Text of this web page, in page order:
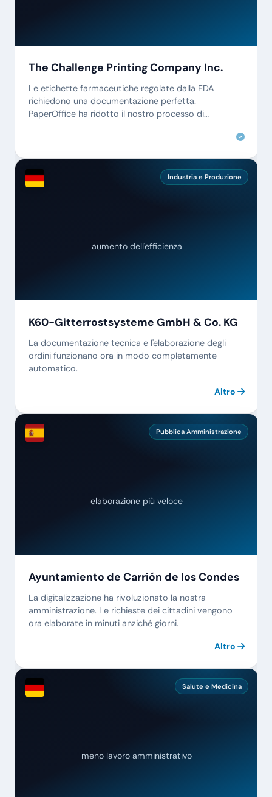
The Challenge Printing Company Inc.
Le etichette farmaceutiche regolate dalla FDA
richiedono una documentazione perfetta.
PaperOffice ha ridotto il nostro processo di
Industria e Produzione
aumento dell'efficienza
K60-Gitterrostsysteme GmbH & Co. KG
La documentazione tecnica e l'elaborazione degli
ordini funzionano ora in modo completamente
automatico.
Altro
Pubblica Amministrazione
elaborazione più veloce
Ayuntamiento de Carrión de los Condes
La digitalizzazione ha rivoluzionato la nostra
amministrazione. Le richieste dei cittadini vengono
ora elaborate in minuti anziché giorni.
Altro
Salute e Medicina
meno lavoro amministrativo